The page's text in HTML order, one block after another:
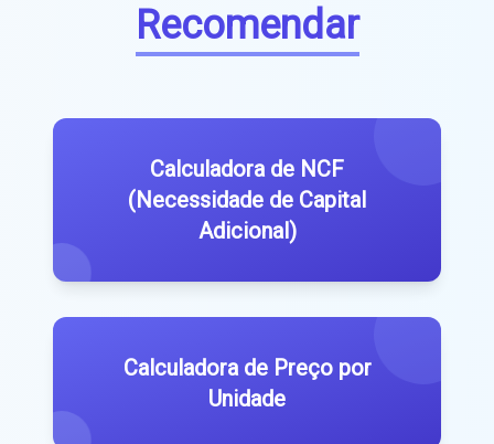
Recomendar
Calculadora de NCF
(Necessidade de Capital
Adicional)
Calculadora de Preço por
Unidade